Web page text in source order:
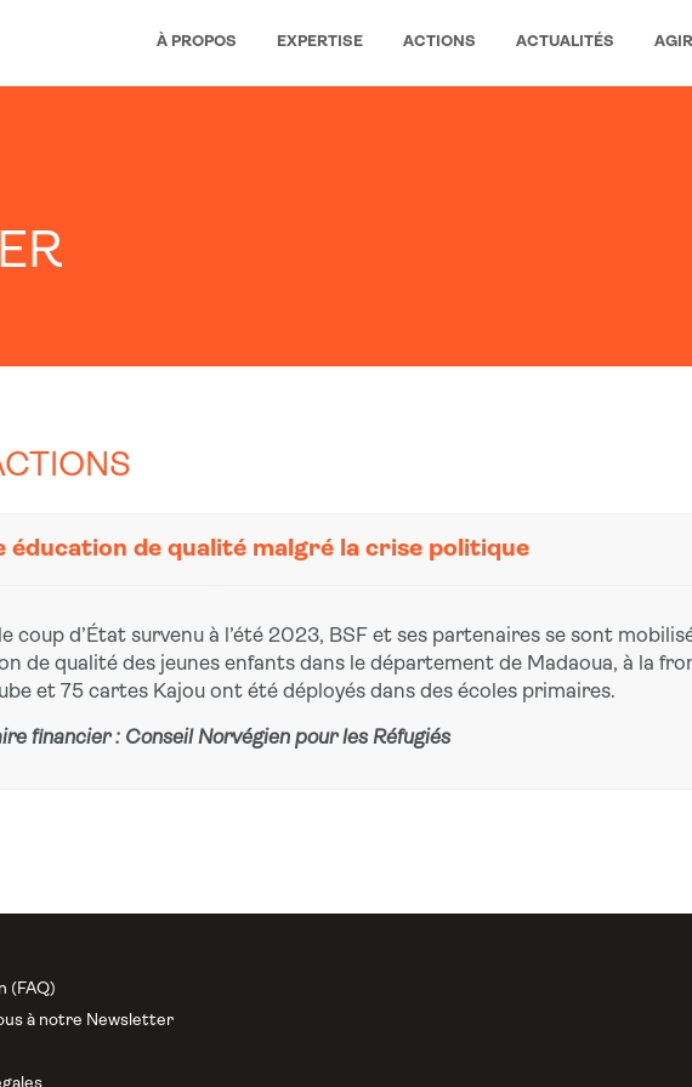
À PROPOS EXPERTISE ACTIONS ACTUALITÉS AGIR
éducation de qualité malgré la crise politique
coup d’État survenu à l’été 2023, BSF et ses partenaires se sont
de qualité des jeunes enfants dans le département de Madaoua, à la
et 75 cartes Kajou ont été déployés dans des écoles primaires.
financier : Conseil Norvégien pour les Réfugiés
(FAQ)
à notre Newsletter